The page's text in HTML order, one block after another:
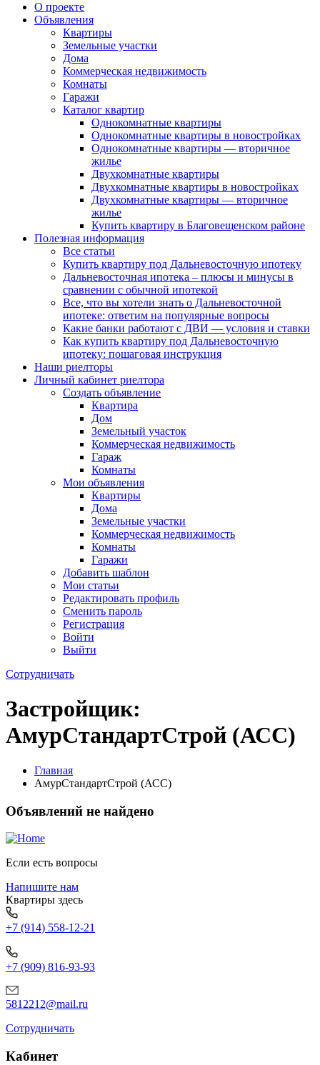
О проекте
Объявления
Квартиры
Земельные участки
Дома
Коммерческая недвижимость
Комнаты
Гаражи
Каталог квартир
Однокомнатные квартиры
Однокомнатные квартиры в новостройках
Однокомнатные квартиры — вторичное
жилье
Двухкомнатные квартиры
Двухкомнатные квартиры в новостройках
Двухкомнатные квартиры — вторичное
жилье
Купить квартиру в Благовещенском районе
Полезная информация
Все статьи
Купить квартиру под Дальневосточную ипотеку
Дальневосточная ипотека – плюсы и минусы в
сравнении с обычной ипотекой
Все, что вы хотели знать о Дальневосточной
ипотеке: ответим на популярные вопросы
Какие банки работают с ДВИ — условия и ставки
Как купить квартиру под Дальневосточную
ипотеку: пошаговая инструкция
Наши риелторы
Личный кабинет риелтора
Cоздать объявление
Квартира
Дом
Земельный участок
Коммерческая недвижимость
Гараж
Комнаты
Мои объявления
Квартиры
Дома
Земельные участки
Коммерческая недвижимость
Комнаты
Гаражи
Добавить шаблон
Мои статьи
Редактировать профиль
Сменить пароль
Регистрация
Войти
Выйти
Сотрудничать
Застройщик:
АмурСтандартСтрой (АСС)
Главная
АмурСтандартСтрой (АСС)
Объявлений не найдено
Если есть вопросы
Напишите нам
Квартиры здесь
+7 (914) 558-12-21
+7 (909) 816-93-93
5812212@mail.ru
Сотрудничать
Кабинет